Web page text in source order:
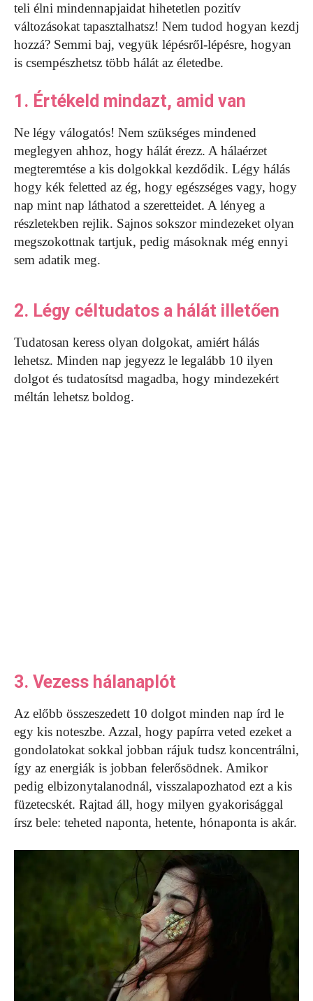
teli élni mindennapjaidat hihetetlen pozitív
változásokat tapasztalhatsz! Nem tudod hogyan kezdj
hozzá? Semmi baj, vegyük lépésről-lépésre, hogyan
is csempészhetsz több hálát az életedbe.
1. Értékeld mindazt, amid van
Ne légy válogatós! Nem szükséges mindened
meglegyen ahhoz, hogy hálát érezz. A hálaérzet
megteremtése a kis dolgokkal kezdődik. Légy hálás
hogy kék feletted az ég, hogy egészséges vagy, hogy
nap mint nap láthatod a szeretteidet. A lényeg a
részletekben rejlik. Sajnos sokszor mindezeket olyan
megszokottnak tartjuk, pedig másoknak még ennyi
sem adatik meg.
2. Légy céltudatos a hálát illetően
Tudatosan keress olyan dolgokat, amiért hálás
lehetsz. Minden nap jegyezz le legalább 10 ilyen
dolgot és tudatosítsd magadba, hogy mindezekért
méltán lehetsz boldog.
3. Vezess hálanaplót
Az előbb összeszedett 10 dolgot minden nap írd le
egy kis noteszbe. Azzal, hogy papírra veted ezeket a
gondolatokat sokkal jobban rájuk tudsz koncentrálni,
így az energiák is jobban felerősödnek. Amikor
pedig elbizonytalanodnál, visszalapozhatod ezt a kis
füzetecskét. Rajtad áll, hogy milyen gyakorisággal
írsz bele: teheted naponta, hetente, hónaponta is akár.